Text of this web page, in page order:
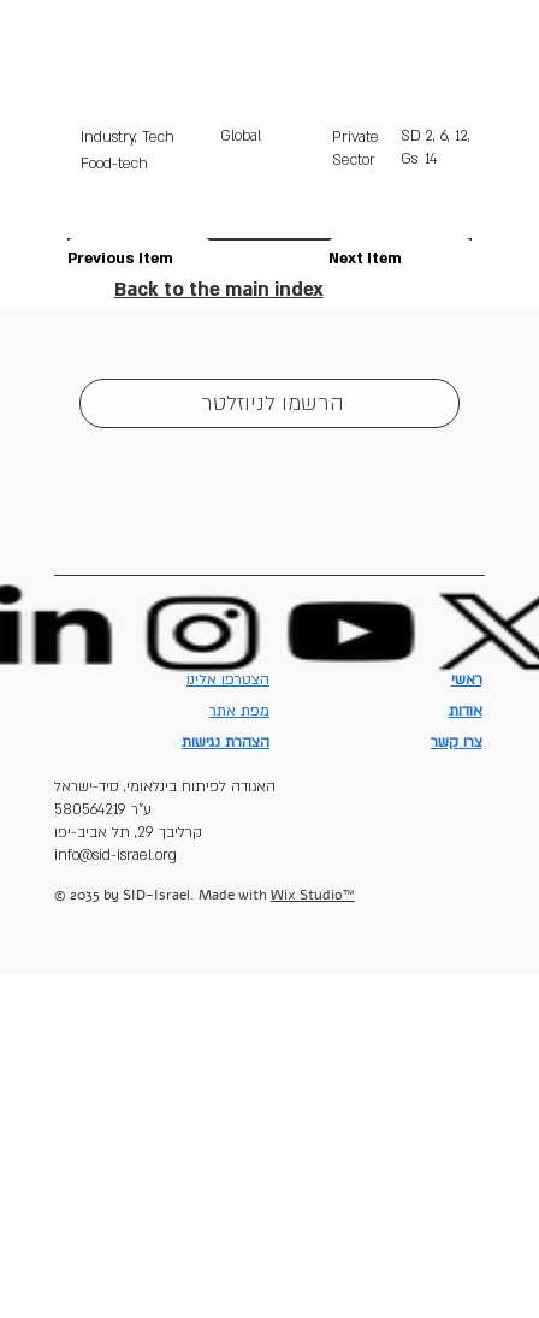
Next Item
Previous Item
Industry, Tech
Food-tech
Global
Private
Sector
SD
Gs
2, 6, 12,
14
Back to the main index
הרשמו לניוזלטר
ראשי
הצטרפו אלינו
אודות
מפת אתר
צרו קשר
הצהרת נגישות
האגודה לפיתוח בינלאומי, סיד-ישראל
ע"ר 580564219
קרליבך 29, תל אביב-יפו
info@sid-israel.org
© 2035 by SID-Israel. Made with Wix Studio™